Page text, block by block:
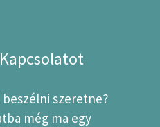
szeretne?
még ma egy